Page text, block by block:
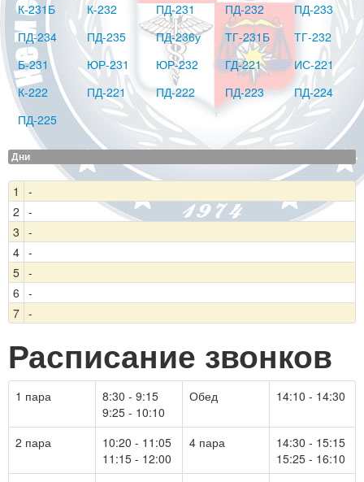
К-231Б
К-232 ПД-231 ПД-232
ПД-233
ПД-234
ПД-235 ПД-236у ТГ-231Б
ТГ-232
Б-231
ЮР-231 ЮР-232 ГД-221
ИС-221
К-222
ПД-221 ПД-222 ПД-223
ПД-224
ПД-225
Дни
1
-
2 -
3 -
4 -
5 -
6 -
7 -
Расписание звонков
1 пара
8:30 - 9:15
9:25 - 10:10
Обед 14:10 - 14:30
2 пара
10:20 - 11:05
11:15 - 12:00
4 пара
14:30 - 15:15
15:25 - 16:10